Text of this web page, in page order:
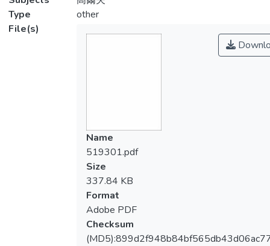
Type
other
File(s)
Name
519301.pdf
Size
337.84 KB
Format
Adobe PDF
Checksum